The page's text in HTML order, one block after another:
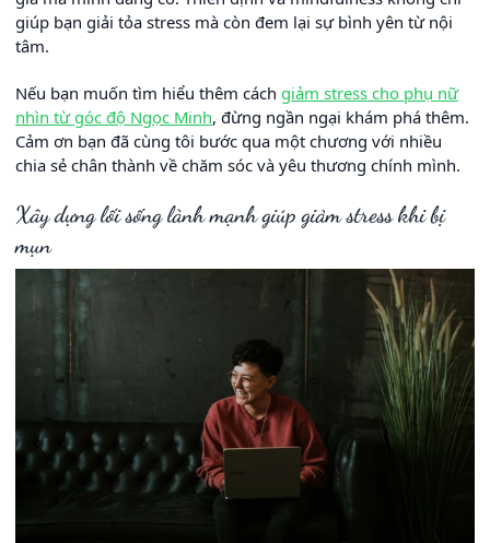
giúp bạn giải tỏa stress mà còn đem lại sự bình yên từ nội
tâm.
Nếu bạn muốn tìm hiểu thêm cách giảm stress cho phụ nữ
nhìn từ góc độ Ngọc Minh, đừng ngần ngại khám phá thêm.
Cảm ơn bạn đã cùng tôi bước qua một chương với nhiều
chia sẻ chân thành về chăm sóc và yêu thương chính mình.
Xây dựng lối sống lành mạnh giúp giảm stress khi bị
mụn